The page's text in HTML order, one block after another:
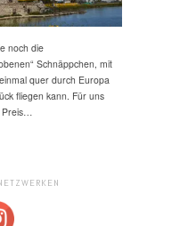
noch die
Schnäppchen, mit
quer durch Europa
fliegen kann. Für uns
Preis…